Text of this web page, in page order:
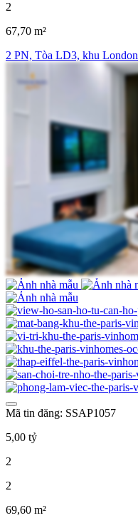
2
67,70 m²
2 PN, Tòa LD3, khu London
Mã tin đăng: SSAP1057
5,00 tỷ
2
2
69,60 m²